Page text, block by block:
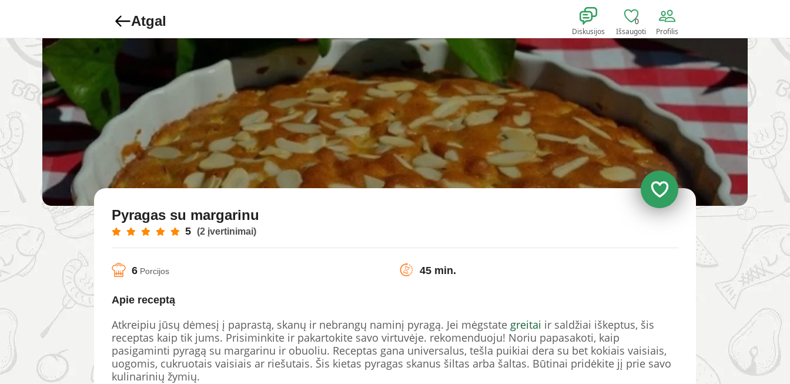
Atgal
Diskusijos
0
Išsaugoti Profilis
Pyragas su margarinu
5 (2 įvertinimai)
6 Porcijos 45 min.
Apie receptą
Atkreipiu jūsų dėmesį į paprastą, skanų ir nebrangų naminį pyragą. Jei mėgstate greitai ir saldžiai iškeptus, šis
receptas kaip tik jums. Prisiminkite ir pakartokite savo virtuvėje. rekomenduoju! Noriu papasakoti, kaip
pasigaminti pyragą su margarinu ir obuoliu. Receptas gana universalus, tešla puikiai dera su bet kokiais vaisiais,
uogomis, cukruotais vaisiais ar riešutais. Šis kietas pyragas skanus šiltas arba šaltas. Būtinai pridėkite jį prie savo
kulinarinių žymių.